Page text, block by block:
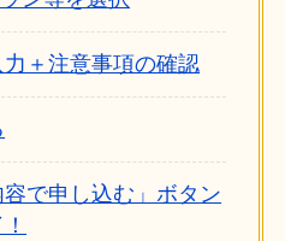
＋注意事項の確認
で申し込む」ボタン